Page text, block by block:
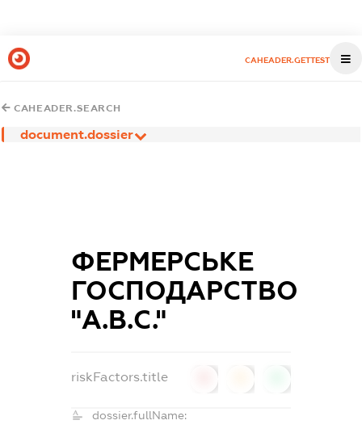
CAHEADER.GETTEST
CAHEADER.SEARCH
document.dossier
ФЕРМЕРСЬКЕ
ГОСПОДАРСТВО
"А.В.С."
riskFactors.title
dossier.fullName: